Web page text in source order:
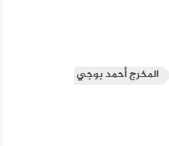
المخرج أحمد بوجي